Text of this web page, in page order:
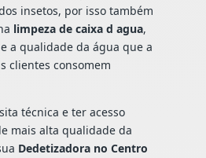
insetos, por isso também
limpeza de caixa d agua,
a qualidade da água que a
clientes consomem
técnica e ter acesso
mais alta qualidade da
Dedetizadora no Centro